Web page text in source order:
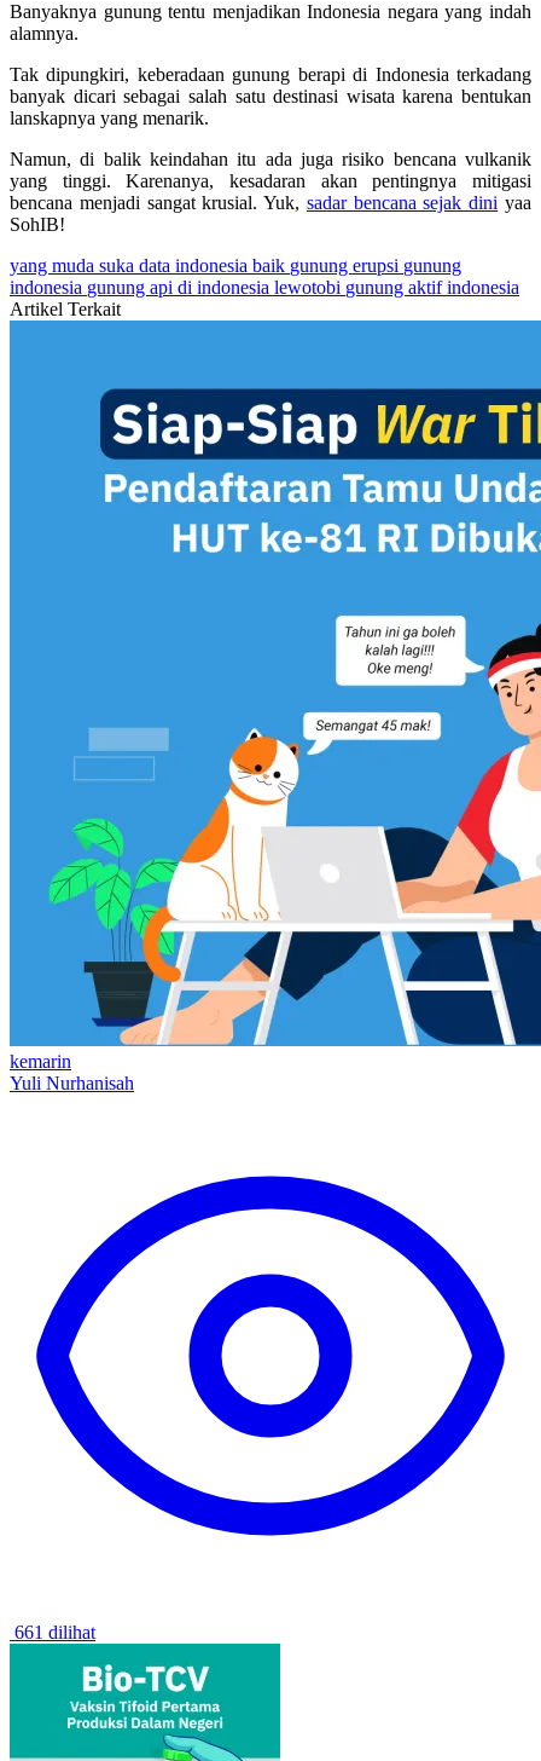
Banyaknya gunung tentu menjadikan Indonesia negara yang indah
alamnya.
Tak dipungkiri, keberadaan gunung berapi di Indonesia terkadang
banyak dicari sebagai salah satu destinasi wisata karena bentukan
lanskapnya yang menarik.
Namun, di balik keindahan itu ada juga risiko bencana vulkanik
yang tinggi. Karenanya, kesadaran akan pentingnya mitigasi
bencana menjadi sangat krusial. Yuk, sadar bencana sejak dini yaa
SohIB!
yang muda suka data indonesia baik gunung erupsi gunung
indonesia gunung api di indonesia lewotobi gunung aktif indonesia
Artikel Terkait
kemarin
Yuli Nurhanisah
661 dilihat